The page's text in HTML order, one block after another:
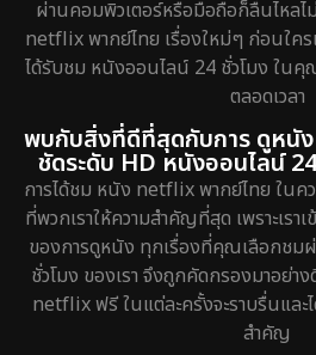
ผ่านคอมพิวเตอร์หรือมือถือก็ลื่นไหล
netflix พากย์ไทย เรื่องใหม่ๆ ก่อนใค
ได้รับชม หนังออนไลน์ 24 ชั่วโมง ใน
ตลอดเวลา
พบกับสิ่งที่ดีที่สุดกับการ ดูหนั
ชัดระดับ HD หนังออนไลน์
การได้ชม หนัง netflix พากย์ไทย ในค
ที่พวกเราให้ความสำคัญที่สุด เพราะเรา
ของการดูหนัง ทุกเรื่องที่คุณเลือกชม
ชั่วโมง ของเรา จึงถูกคัดกรองมาอย่า
netflix ฟรี ในแต่ละครั้งจะราบรื่นแล
สำคัญ